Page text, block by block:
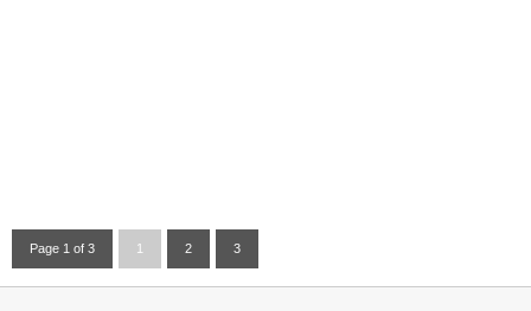
Page 1 of 3 1 2 3